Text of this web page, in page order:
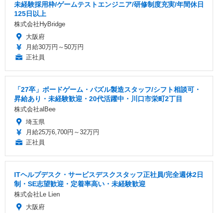
未経験採用枠/ゲームテストエンジニア/研修制度充実/年間休日
125日以上
株式会社HyBridge
大阪府
月給30万円～50万円
正社員
「27卒」ボードゲーム・パズル製造スタッフ/シフト相談可・
昇給あり・未経験歓迎・20代活躍中・川口市栄町2丁目
株式会社alBee
埼玉県
月給25万6,700円～32万円
正社員
ITヘルプデスク・サービスデスクスタッフ正社員/完全週休2日
制・SE志望歓迎・定着率高い・未経験歓迎
株式会社Le Lien
大阪府